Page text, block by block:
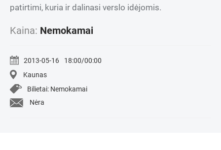
patirtimi, kuria ir dalinasi verslo idėjomis.
Kaina: Nemokamai
2013-05-16
18:00/00:00
Kaunas
Bilietai: Nemokamai
Nėra